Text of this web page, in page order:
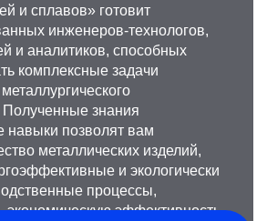
и сплавов» готовит
инженеров-технологов,
и аналитиков, способных
комплексные задачи
Полученные знания
навыки позволят вам
металлических изделий,
и экологически
процессы,
экономическую эффективность